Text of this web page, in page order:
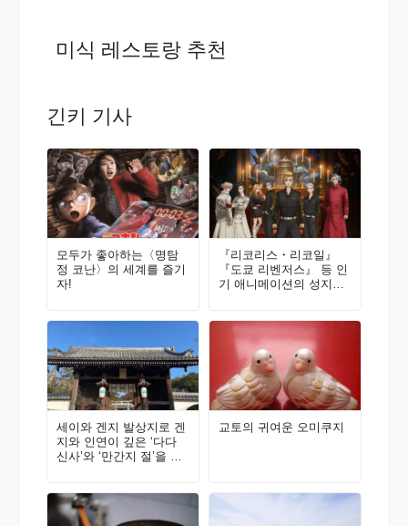
미식 레스토랑 추천
긴키 기사
모두가 좋아하는〈명탐
정 코난〉의 세계를 즐기
자!
『리코리스・리코일』
『도쿄 리벤저스』 등 인
기 애니메이션의 성지를
세이와 겐지 발상지로 겐
지와 인연이 깊은 ‘다다
신사’와 ‘만간지 절’을 둘
교토의 귀여운 오미쿠지